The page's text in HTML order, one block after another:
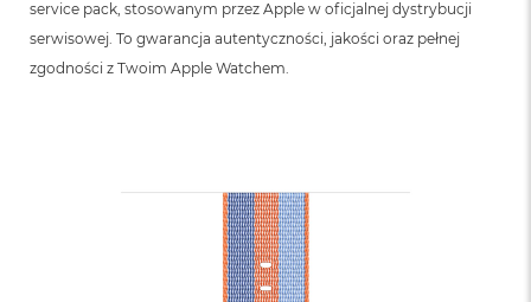
service pack, stosowanym przez Apple w oficjalnej dystrybucji
serwisowej. To gwarancja autentyczności, jakości oraz pełnej
zgodności z Twoim Apple Watchem.